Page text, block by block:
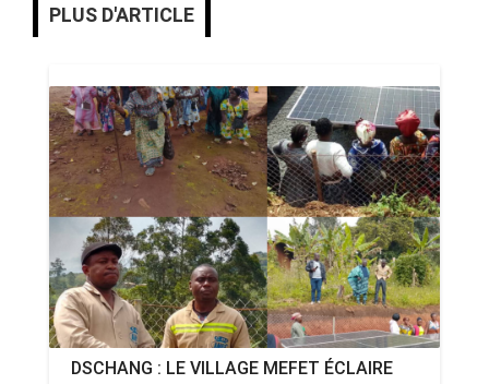
PLUS D'ARTICLE
DSCHANG : LE VILLAGE MEFET ÉCLAIRE